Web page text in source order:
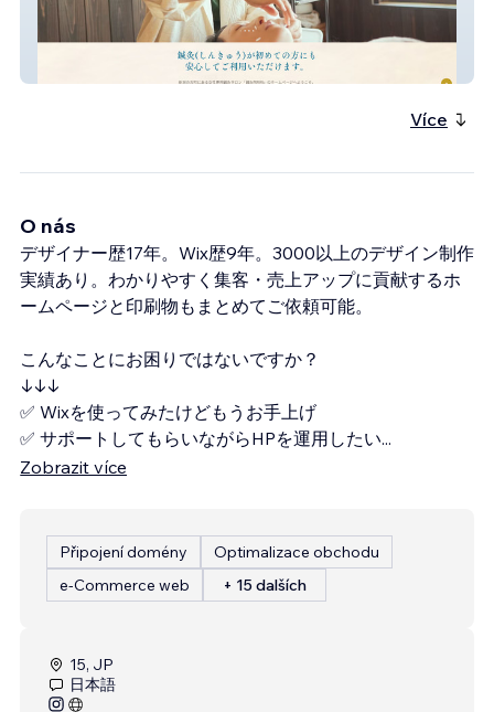
Více
O nás
デザイナー歴17年。Wix歴9年。3000以上のデザイン制作
実績あり。わかりやすく集客・売上アップに貢献するホ
ームページと印刷物もまとめてご依頼可能。
こんなことにお困りではないですか？
↓↓↓
✅ Wixを使ってみたけどもうお手上げ
✅ サポートしてもらいながらHPを運用したい...
Zobrazit více
Připojení domény
Optimalizace obchodu
e‑Commerce web
+ 15 dalších
15, JP
日本語